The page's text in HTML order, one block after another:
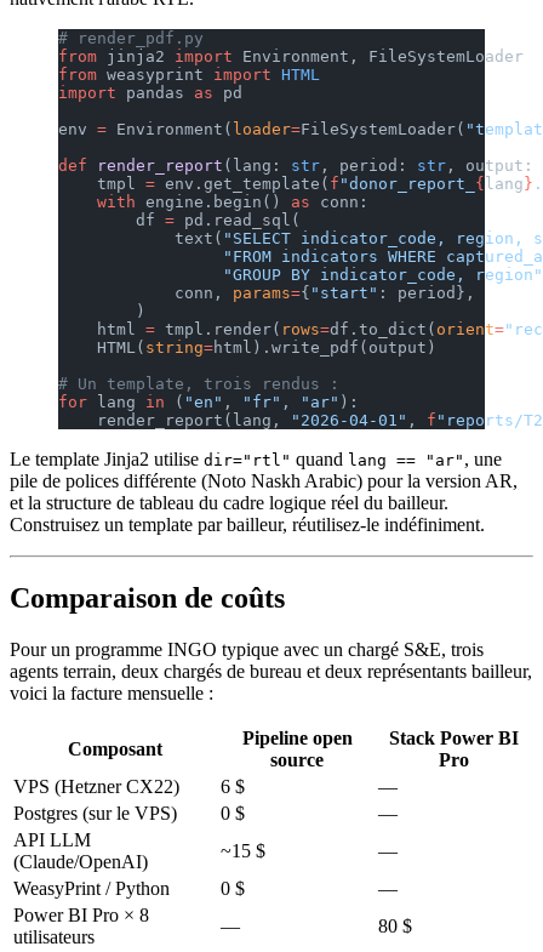
# render_pdf.py
from jinja2 import Environment, FileSystemLoader
from weasyprint import HTML
import pandas as pd
env = Environment( loader=FileSystemLoader(
def render_report (lang: str , period: str , output:
    tmpl
= env.get_template( f "donor_report_ { lang }
    with
engine.begin() as conn:
        df
= pd.read_sql(
            text(
"SELECT indicator_code, region,
"FROM indicators WHERE
                 "GROUP BY indicator_code, region"
            conn,
params={ "start" : period},
        )
    html
= tmpl.render( rows=df.to_dict( orient=
    HTML(
string=html).write_pdf(output)
# Un template, trois rendus :
for lang in ( "en" , "fr" , "ar" ):
    render_report(lang,
"2026-04-01" , f "reports/
Le template Jinja2 utilise dir="rtl" quand lang == "ar" , une
pile de polices différente (Noto Naskh Arabic) pour la version AR,
et la structure de tableau du cadre logique réel du bailleur.
Construisez un template par bailleur, réutilisez-le indéfiniment.
Comparaison de coûts
Pour un programme INGO typique avec un chargé S&E, trois
agents terrain, deux chargés de bureau et deux représentants bailleur,
voici la facture mensuelle :
Composant
Pipeline open
source
Stack Power BI
Pro
VPS (Hetzner CX22)
6 $
—
Postgres (sur le VPS)
0 $
—
API LLM
(Claude/OpenAI)
~15 $
—
WeasyPrint / Python
0 $
—
Power BI Pro × 8
utilisateurs
—
80 $